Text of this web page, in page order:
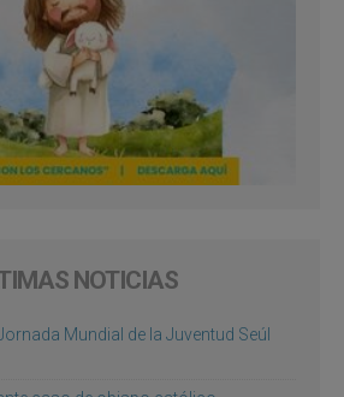
NOTICIAS
Mundial de la Juventud Seúl